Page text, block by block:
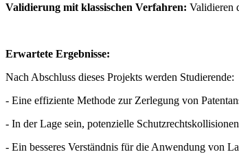
Validierung mit klassischen Verfahren: Validieren
Erwartete Ergebnisse:
Nach Abschluss dieses Projekts werden Studierende:
- Eine effiziente Methode zur Zerlegung von
- In der Lage sein, potenzielle
- Ein besseres Verständnis für die Anwendung von